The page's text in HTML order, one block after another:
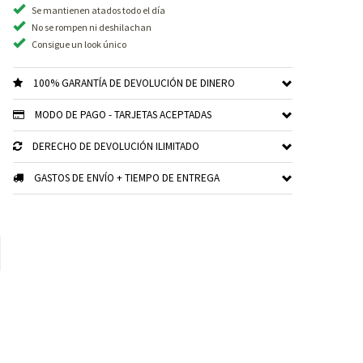
Se mantienen atados todo el día
No se rompen ni deshilachan
Consigue un look único
100% GARANTÍA DE DEVOLUCIÓN DE DINERO
MODO DE PAGO - TARJETAS ACEPTADAS
DERECHO DE DEVOLUCIÓN ILIMITADO
GASTOS DE ENVÍO + TIEMPO DE ENTREGA